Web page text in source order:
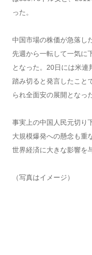
った。
中国市場の株価が急落し
先週から一転して一気に
となった。20日には米連
踏み切ると発言したこと
られ全面安の展開となっ
事実上の中国人民元切り
大規模爆発への懸念も重
世界経済に大きな影響を
（写真はイメージ）